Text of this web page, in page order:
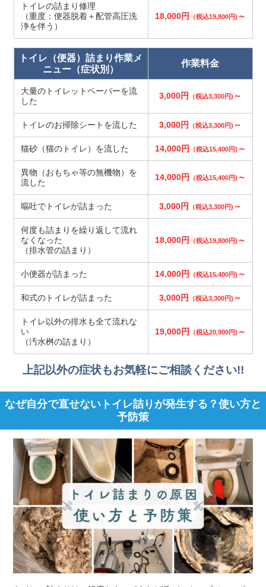
トイレの詰まり修理
（重度：便器脱着＋配管高圧洗
浄を伴う）
18,000円 （税込19,800円) ～
トイレ（便器）詰まり作業メ
ニュー（症状別）
作業料金
大量のトイレットペーパーを流
した
3,000円 （税込3,300円) ～
トイレのお掃除シートを流した 3,000円 （税込3,300円) ～
猫砂（猫のトイレ）を流した 14,000円 （税込15,400円) ～
異物（おもちゃ等の無機物）を
流した
14,000円 （税込15,400円) ～
嘔吐でトイレが詰まった 3,000円 （税込3,300円) ～
何度も詰まりを繰り返して流れ
なくなった
（排水管の詰まり）
18,000円 （税込19,800円) ～
小便器が詰まった 14,000円 （税込15,400円) ～
和式のトイレが詰まった 3,000円 （税込3,300円) ～
トイレ以外の排水も全て流れな
い
（汚水桝の詰まり）
19,000円 （税込20,900円) ～
上記以外の症状もお気軽にご相談ください!!
なぜ自分で直せないトイレ詰りが発生する？使い方と
予防策